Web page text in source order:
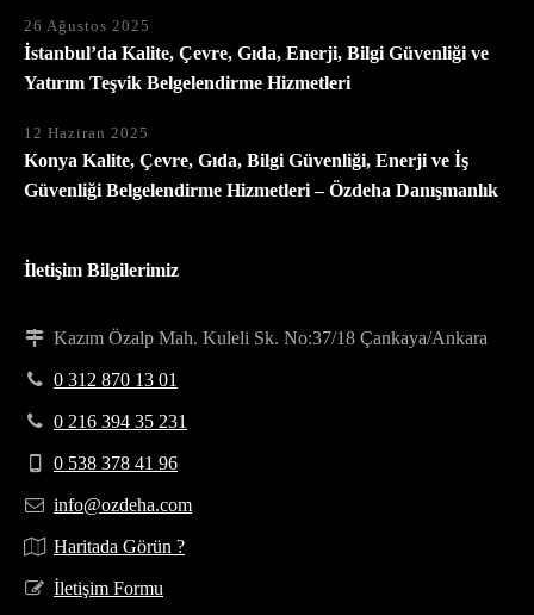
26 Ağustos 2025
İstanbul’da Kalite, Çevre, Gıda, Enerji, Bilgi Güvenliği ve
Yatırım Teşvik Belgelendirme Hizmetleri
12 Haziran 2025
Konya Kalite, Çevre, Gıda, Bilgi Güvenliği, Enerji ve İş
Güvenliği Belgelendirme Hizmetleri – Özdeha Danışmanlık
İletişim Bilgilerimiz
Kazım Özalp Mah. Kuleli Sk. No:37/18 Çankaya/Ankara
0 312 870 13 01
0 216 394 35 231
0 538 378 41 96
info@ozdeha.com
Haritada Görün ?
İletişim Formu